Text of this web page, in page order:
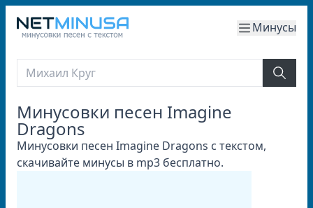
Минусы
Минусовки песен Imagine
Dragons
Минусовки песен Imagine Dragons с текстом,
скачивайте минусы в mp3 бесплатно.